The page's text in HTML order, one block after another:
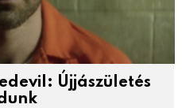
Újjászületés